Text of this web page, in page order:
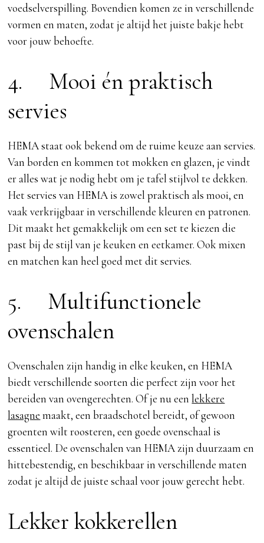
voedselverspilling. Bovendien komen ze in verschillende
vormen en maten, zodat je altijd het juiste bakje hebt
voor jouw behoefte.
4. Mooi én praktisch
servies
HEMA staat ook bekend om de ruime keuze aan servies.
Van borden en kommen tot mokken en glazen, je vindt
er alles wat je nodig hebt om je tafel stijlvol te dekken.
Het servies van HEMA is zowel praktisch als mooi, en
vaak verkrijgbaar in verschillende kleuren en patronen.
Dit maakt het gemakkelijk om een set te kiezen die
past bij de stijl van je keuken en eetkamer. Ook mixen
en matchen kan heel goed met dit servies.
5. Multifunctionele
ovenschalen
Ovenschalen zijn handig in elke keuken, en HEMA
biedt verschillende soorten die perfect zijn voor het
bereiden van ovengerechten. Of je nu eenlekkere
lasagne maakt, een braadschotel bereidt, of gewoon
groenten wilt roosteren, een goede ovenschaal is
essentieel. De ovenschalen van HEMA zijn duurzaam en
hittebestendig, en beschikbaar in verschillende maten
zodat je altijd de juiste schaal voor jouw gerecht hebt.
Lekker kokkerellen